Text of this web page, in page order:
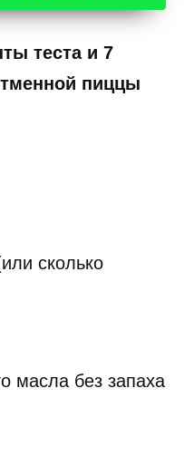
теста и 7
пиццы
сколько
масла без запаха